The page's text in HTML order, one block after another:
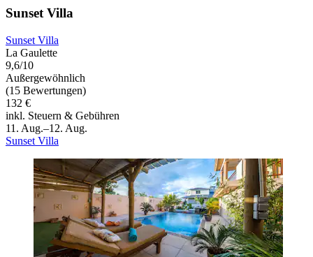
Sunset Villa
Sunset Villa
La Gaulette
9,6/10
Außergewöhnlich
(15 Bewertungen)
132 €
inkl. Steuern & Gebühren
11. Aug.–12. Aug.
Sunset Villa